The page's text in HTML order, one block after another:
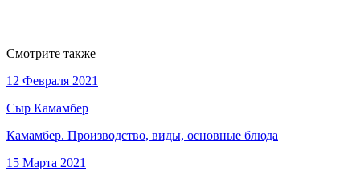
Смотрите также
12 Февраля 2021
Сыр Камамбер
Камамбер. Производство, виды, основные блюда
15 Марта 2021